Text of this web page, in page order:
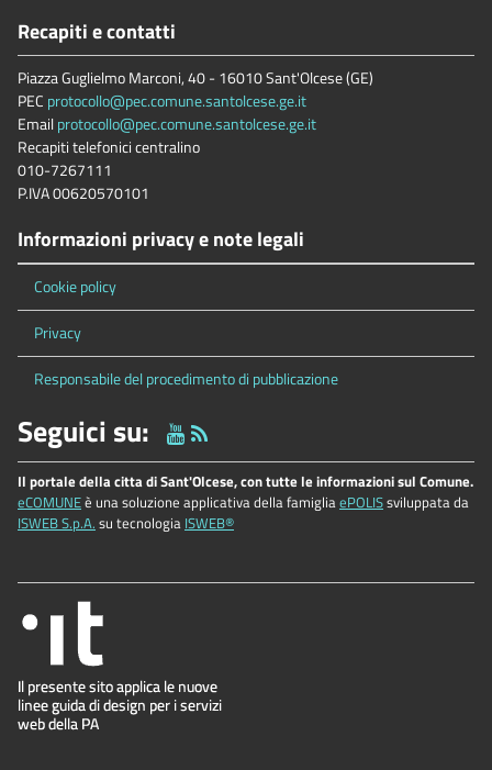
Recapiti e contatti
Piazza Guglielmo Marconi, 40 - 16010 Sant'Olcese (GE)
PEC protocollo@pec.comune.santolcese.ge.it
Emailprotocollo@pec.comune.santolcese.ge.it
Recapiti telefonici centralino
010-7267111
P.IVA 00620570101
Informazioni privacy e note legali
Cookie policy
Privacy
Responsabile del procedimento di pubblicazione
Seguici su:
Il portale della citta di Sant'Olcese, con tutte le informazioni sul Comune.
eCOMUNEè una soluzione applicativa della famigliaePOLISsviluppata da
ISWEB S.p.A. su tecnologia ISWEB®